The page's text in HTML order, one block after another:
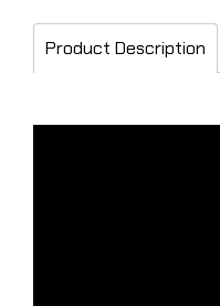
Product Description